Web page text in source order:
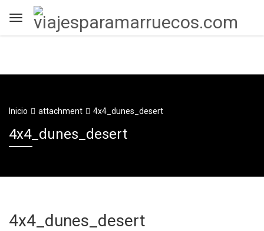
Inicio attachment 4x4_dunes_desert
4x4_dunes_desert
4x4_dunes_desert